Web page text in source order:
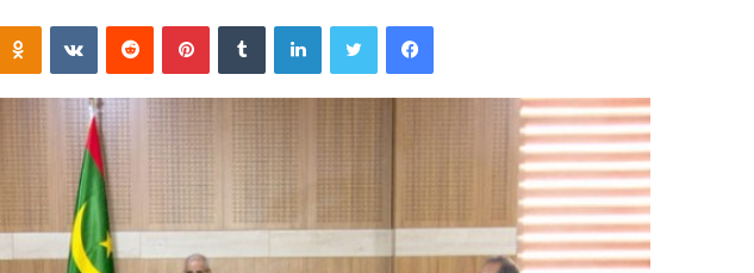
فيسبوك لينكدإن بينتيريست